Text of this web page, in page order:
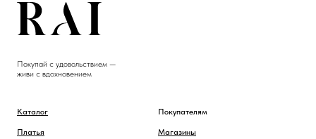
Покупай с удовольствием —
живи с вдохновением
Каталог
Платья
Покупателям
Магазины